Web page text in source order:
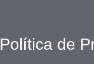
Política de